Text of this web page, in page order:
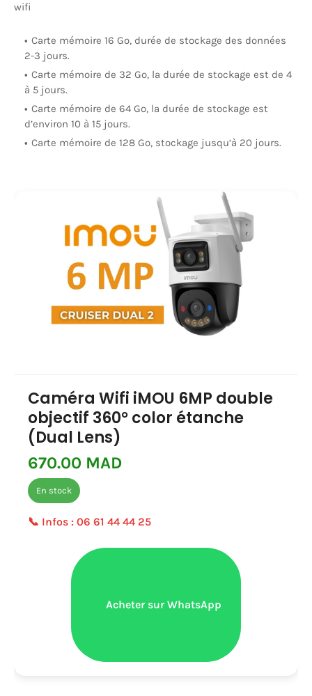
wifi
Carte mémoire 16 Go, durée de stockage des données
2-3 jours.
Carte mémoire de 32 Go, la durée de stockage est de 4
à 5 jours.
Carte mémoire de 64 Go, la durée de stockage est
d’environ 10 à 15 jours.
Carte mémoire de 128 Go, stockage jusqu’à 20 jours.
Caméra Wifi iMOU 6MP double
objectif 360° color étanche
(Dual Lens)
670.00 MAD
En stock
📞 Infos : 06 61 44 44 25
Acheter sur WhatsApp